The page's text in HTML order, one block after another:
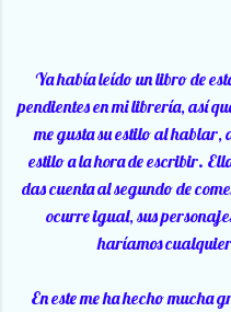
Ya había leído un libro de
pendientes en mi librería, así
me gusta su estilo al hablar,
estilo a la hora de escribir.
das cuenta al segundo de
ocurre igual, sus
haríamos
En este me ha hecho mucha